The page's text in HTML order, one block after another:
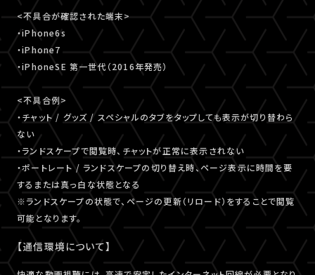
<不具合が確認された端末>
・iPhone6s
・iPhone7
・iPhoneSE 第一世代（2016年発売）
<不具合例>
・チャット / グッズ / スペシャルのタブをタップしても表示が切り替わら
ない
・ランドスケープで閲覧時、チャットが正常に表示されない
・ポートレート / ランドスケープの切り替え時、ページ表示に時間を要
するまたは真っ白な状態となる
※ランドスケープの状態で、ページの更新（リロード）をすることで閲覧
可能となります。
【通信環境について】